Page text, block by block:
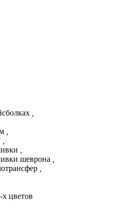
шеврона
цветов